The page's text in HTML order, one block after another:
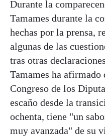
Durante la
Tamames durante la
hechas por la prensa,
algunas de las
tras otras
Tamames ha afirmado
Congreso de los
escaño desde la
ochenta, tiene "un
muy avanzada" de su